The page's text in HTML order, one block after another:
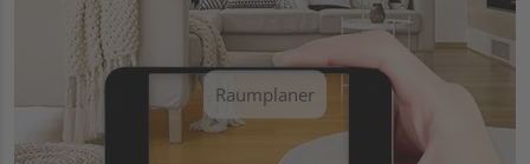
Raumplaner